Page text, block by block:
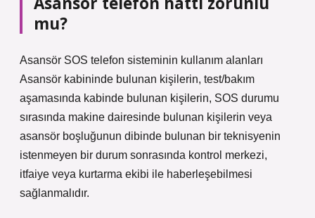
mu?
Asansör SOS telefon sisteminin kullanım alanları
Asansör kabininde bulunan kişilerin, test/bakım
aşamasında kabinde bulunan kişilerin, SOS durumu
sırasında makine dairesinde bulunan kişilerin veya
asansör boşluğunun dibinde bulunan bir teknisyenin
istenmeyen bir durum sonrasında kontrol merkezi,
itfaiye veya kurtarma ekibi ile haberleşebilmesi
sağlanmalıdır.